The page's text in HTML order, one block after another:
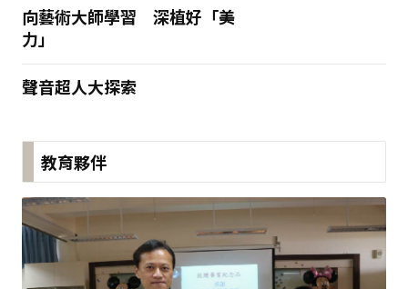
向藝術大師學習 深植好「美
力」
聲音超人大探索
教育夥伴